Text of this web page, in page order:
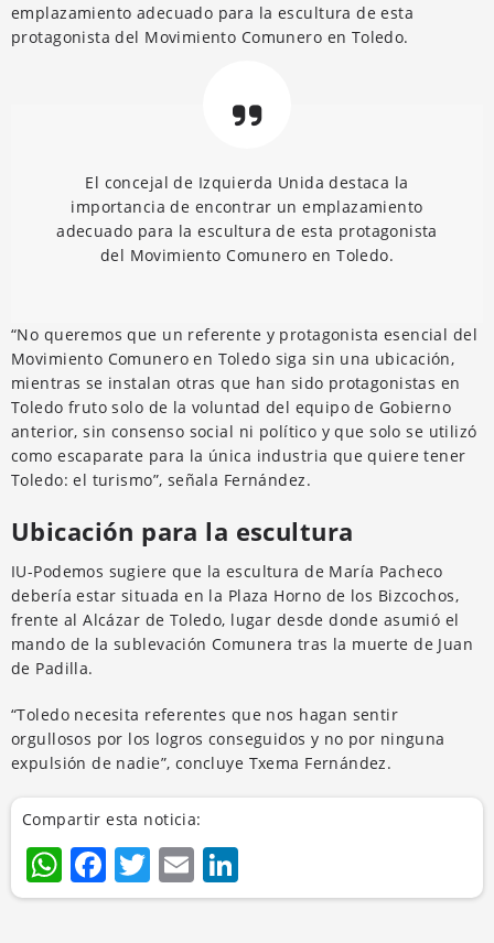
emplazamiento adecuado para la escultura de esta
protagonista del Movimiento Comunero en Toledo.
El concejal de Izquierda Unida destaca la
importancia de encontrar un emplazamiento
adecuado para la escultura de esta protagonista
del Movimiento Comunero en Toledo.
“No queremos que un referente y protagonista esencial del
Movimiento Comunero en Toledo siga sin una ubicación,
mientras se instalan otras que han sido protagonistas en
Toledo fruto solo de la voluntad del equipo de Gobierno
anterior, sin consenso social ni político y que solo se utilizó
como escaparate para la única industria que quiere tener
Toledo: el turismo”, señala Fernández.
Ubicación para la escultura
IU-Podemos sugiere que la escultura de María Pacheco
debería estar situada en la Plaza Horno de los Bizcochos,
frente al Alcázar de Toledo, lugar desde donde asumió el
mando de la sublevación Comunera tras la muerte de Juan
de Padilla.
“Toledo necesita referentes que nos hagan sentir
orgullosos por los logros conseguidos y no por ninguna
expulsión de nadie”, concluye Txema Fernández.
Compartir esta noticia:
WhatsApp
Facebook
Twitter
Email